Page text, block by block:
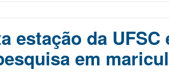
estação da UFSC
em